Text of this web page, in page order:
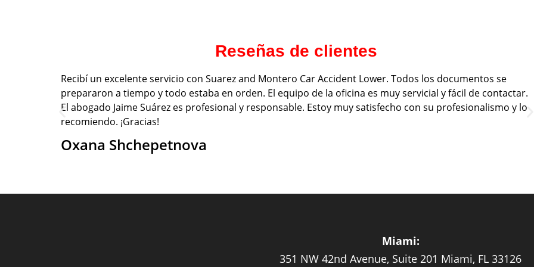
Reseñas de clientes
Recibí un excelente servicio con Suarez and Montero Car Accident Lower. Todos los documentos se
prepararon a tiempo y todo estaba en orden. El equipo de la oficina es muy servicial y fácil de contactar.
El abogado Jaime Suárez es profesional y responsable. Estoy muy satisfecho con su profesionalismo y lo
recomiendo. ¡Gracias!
Oxana Shchepetnova
Miami:
351 NW 42nd Avenue, Suite 201 Miami, FL 33126